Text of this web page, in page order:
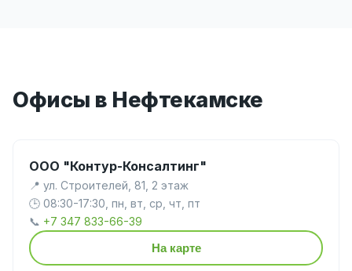
Офисы в Нефтекамске
ООО "Контур-Консалтинг"
📍 ул. Строителей, 81, 2 этаж
🕒 08:30-17:30, пн, вт, ср, чт, пт
📞 +7 347 833-66-39
На карте